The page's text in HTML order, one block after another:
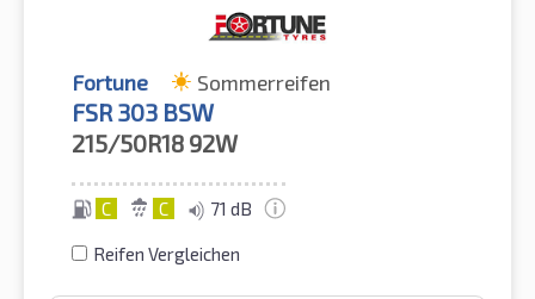
Fortune Sommerreifen
FSR 303 BSW
215/50R18 92W
C C 71 dB
Reifen Vergleichen